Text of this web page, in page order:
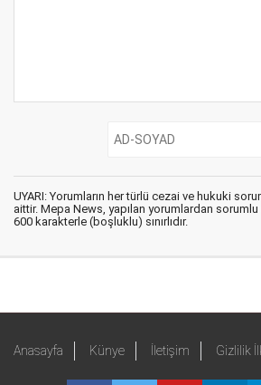
UYARI: Yorumların her türlü cezai ve hukuki
aittir. Mepa News, yapılan yorumlardan
600 karakterle (boşluklu) sınırlıdır.
Anasayfa Künye İletişim Gizlilik